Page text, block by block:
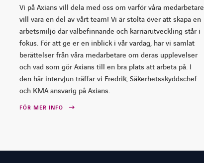
Vi på Axians vill dela med oss om varför våra medarbetare
vill vara en del av vårt team! Vi är stolta över att skapa en
arbetsmiljö där välbefinnande och karriärutveckling står i
fokus. För att ge er en inblick i vår vardag, har vi samlat
berättelser från våra medarbetare om deras upplevelser
och vad som gör Axians till en bra plats att arbeta på. I
den här intervjun träffar vi Fredrik, Säkerhetsskyddschef
och KMA ansvarig på Axians.
FÖR MER INFO